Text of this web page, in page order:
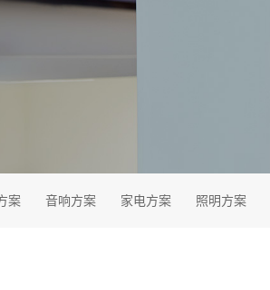
案 音响方案 家电方案 照明方案